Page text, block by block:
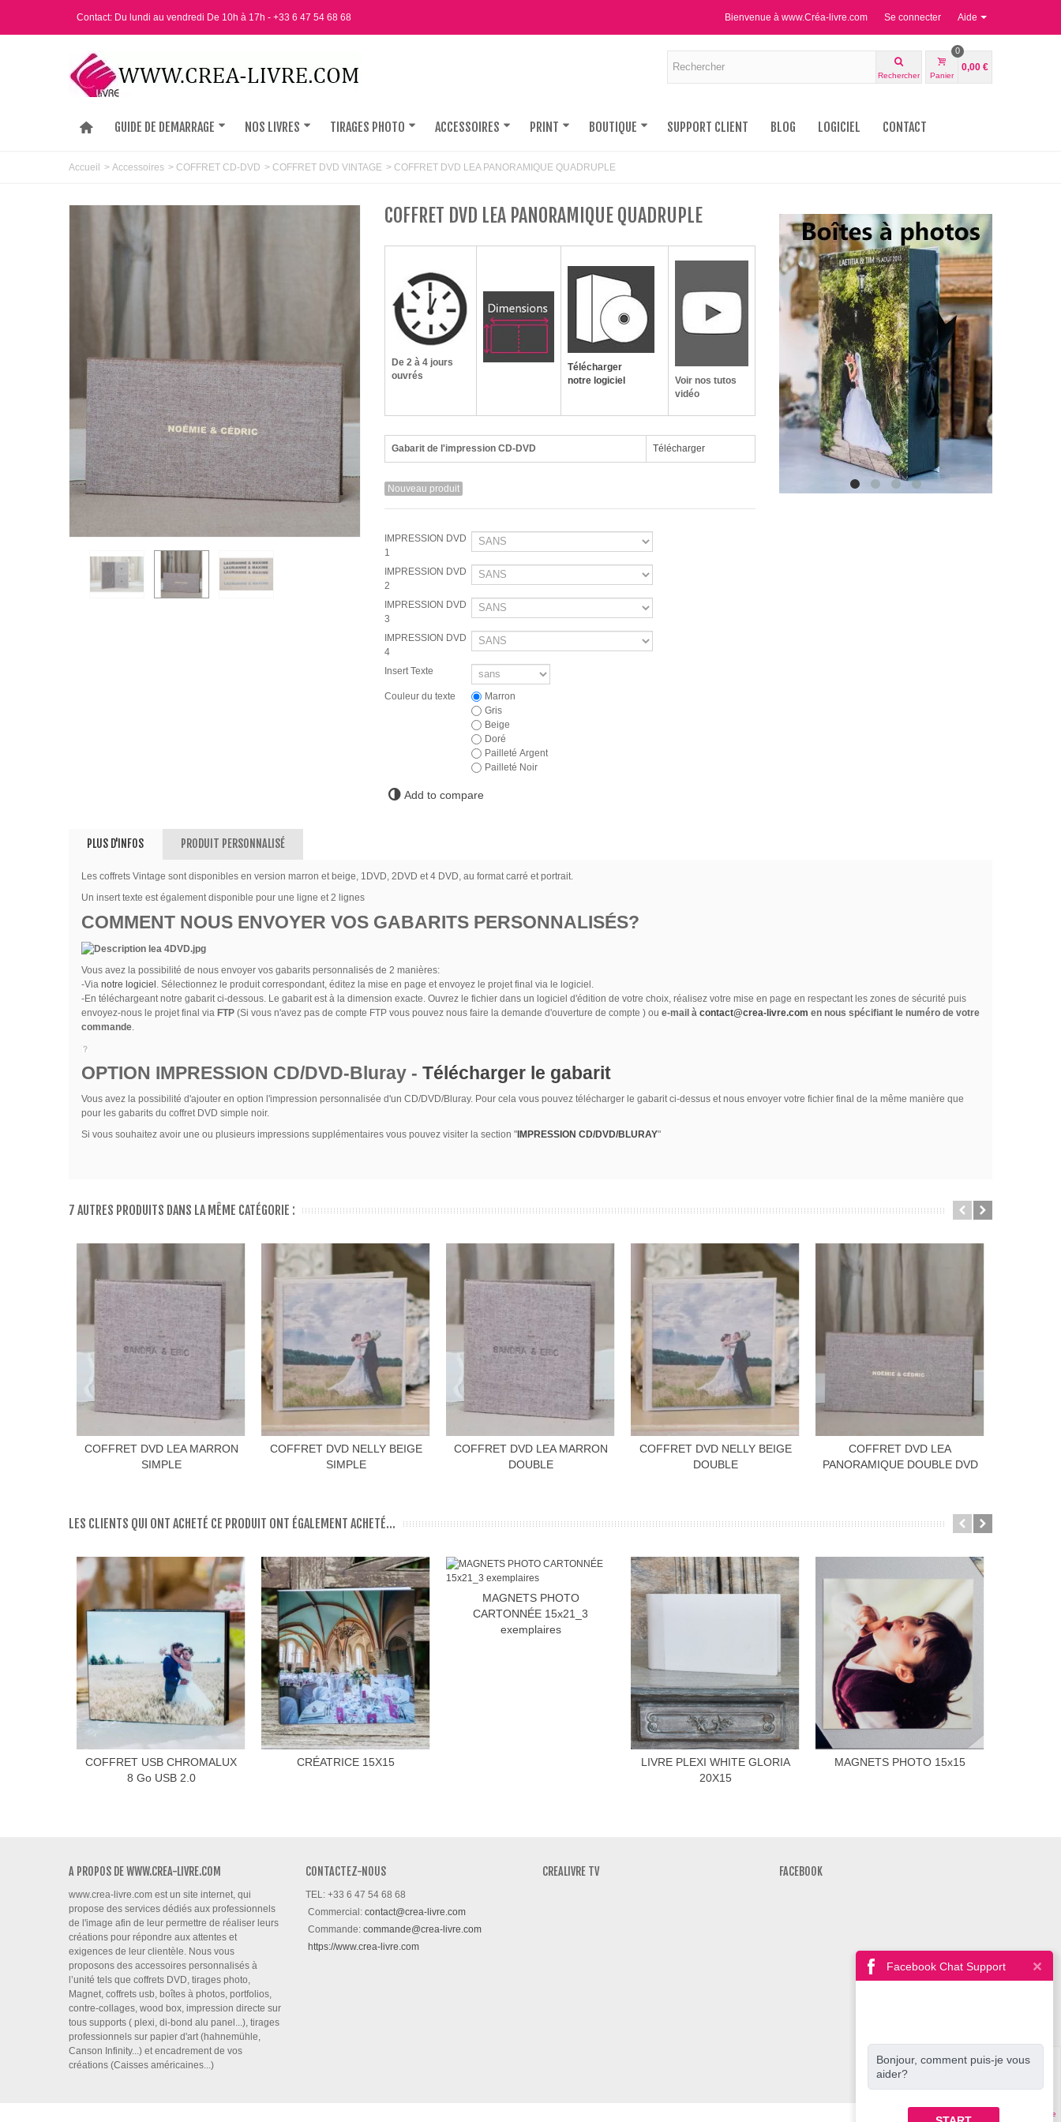
Aide
Contact: Du lundi au vendredi De 10h à 17h - +33 6 47 54 68 68 Bienvenue à www.Créa-livre.com Se connecter
Rechercher Panier
0
0,00 €
GUIDE DE DEMARRAGE NOS LIVRES TIRAGES PHOTO ACCESSOIRES PRINT BOUTIQUE SUPPORT CLIENT BLOG LOGICIEL CONTACT
Accueil > Accessoires > COFFRET CD-DVD > COFFRET DVD VINTAGE > COFFRET DVD LEA PANORAMIQUE QUADRUPLE
COFFRET DVD LEA PANORAMIQUE QUADRUPLE
De 2 à 4 jours
ouvrés
Télécharger
notre logiciel
Voir nos tutos
vidéo
Gabarit de l'impression CD-DVD Télécharger
Nouveau produit
IMPRESSION DVD
1
IMPRESSION DVD
2
IMPRESSION DVD
3
IMPRESSION DVD
4
Insert Texte
Couleur du texte
Marron
Gris
Beige
Doré
Pailleté Argent
Pailleté Noir
Add to compare
PLUS D'INFOS PRODUIT PERSONNALISÉ
Les coffrets Vintage sont disponibles en version marron et beige, 1DVD, 2DVD et 4 DVD, au format carré et portrait.
Un insert texte est également disponible pour une ligne et 2 lignes
COMMENT NOUS ENVOYER VOS GABARITS PERSONNALISÉS?
Vous avez la possibilité de nous envoyer vos gabarits personnalisés de 2 manières:
-Vianotre logiciel. Sélectionnez le produit correspondant, éditez la mise en page et envoyez le projet final via le logiciel.
-En téléchargeant notre gabarit ci-dessous. Le gabarit est à la dimension exacte. Ouvrez le fichier dans un logiciel d'édition de votre choix, réalisez votre mise en page en respectant les zones de sécurité puis
envoyez-nous le projet final via FTP(Si vous n'avez pas de compte FTP vous pouvez nous faire la demande d'ouverture de compte ) ou e-mail à contact@crea-livre.com en nous spécifiant le numéro de votre
commande.
OPTION IMPRESSION CD/DVD-Bluray - Télécharger le gabarit
Vous avez la possibilité d'ajouter en option l'impression personnalisée d'un CD/DVD/Bluray. Pour cela vous pouvez télécharger le gabarit ci-dessus et nous envoyer votre fichier final de la même manière que
pour les gabarits du coffret DVD simple noir.
Si vous souhaitez avoir une ou plusieurs impressions supplémentaires vous pouvez visiter la section "IMPRESSION CD/DVD/BLURAY"
7 AUTRES PRODUITS DANS LA MÊME CATÉGORIE :
COFFRET DVD LEA MARRON
SIMPLE
COFFRET DVD NELLY BEIGE
SIMPLE
COFFRET DVD LEA MARRON
DOUBLE
COFFRET DVD NELLY BEIGE
DOUBLE
COFFRET DVD LEA
PANORAMIQUE DOUBLE DVD
LES CLIENTS QUI ONT ACHETÉ CE PRODUIT ONT ÉGALEMENT ACHETÉ...
COFFRET USB CHROMALUX
8 Go USB 2.0
CRÉATRICE 15X15
MAGNETS PHOTO
CARTONNÉE 15x21_3
exemplaires
LIVRE PLEXI WHITE GLORIA
20X15
MAGNETS PHOTO 15x15
A PROPOS DE WWW.CREA-LIVRE.COM
www.crea-livre.com est un site internet, qui
propose des services dédiés aux professionnels
de l'image afin de leur permettre de réaliser leurs
créations pour répondre aux attentes et
exigences de leur clientèle. Nous vous
proposons des accessoires personnalisés à
l’unité tels que coffrets DVD, tirages photo,
Magnet, coffrets usb, boîtes à photos, portfolios,
contre-collages, wood box, impression directe sur
tous supports ( plexi, di-bond alu panel...), tirages
professionnels sur papier d'art (hahnemühle,
Canson Infinity...) et encadrement de vos
créations (Caisses américaines...)
CONTACTEZ-NOUS
TEL: +33 6 47 54 68 68
Commercial: contact@crea-livre.com
Commande: commande@crea-livre.com
https://www.crea-livre.com
CREALIVRE TV FACEBOOK
Facebook Chat Support
Bonjour, comment puis-je vous
aider?
Compare